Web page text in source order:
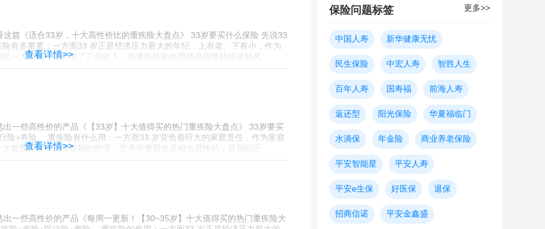
查看详情>>
篇《适合33岁，十大高性价比的重疾险大盘点》 33岁要买什么保险 先说33
有多重要：一方面33 岁正是经济压力最大的年纪，上有老、下有小，作为
一大笔钱，还影响了工作收入。而重疾险的作用就是能够转移这种风
查看详情>>
一些高性价的产品《【33岁】十大值得买的热门重疾险大盘点》 33岁要买
险+寿险。 重疾险有什么用：一方面33 岁背负着巨大的家庭责任，作为家庭
笔费用，加上康复期的护理、营养等费用也是相当恐怖的，且期间还
一些高性价的产品《每周一更新！【30~35岁】十大值得买的热门重疾险大
保险问题标签 更多>>
中国人寿 新华健康无忧
民生保险 中宏人寿 智胜人生
百年人寿 国寿福 前海人寿
返还型 阳光保险 华夏福临门
水滴保 年金险 商业养老保险
平安智能星 平安人寿
平安e生保 好医保 退保
招商信诺 平安金鑫盛